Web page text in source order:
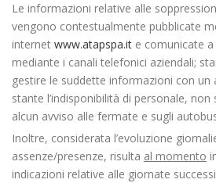
Le informazioni relative alle
vengono contestualmente pubblicate
internet www.atapspa.it e comunicate
mediante i canali telefonici aziendali;
gestire le suddette informazioni con un
stante l’indisponibilità di personale,
alcun avviso alle fermate e sugli
Inoltre, considerata l’evoluzione
assenze/presenze, risulta al momento
indicazioni relative alle giornate